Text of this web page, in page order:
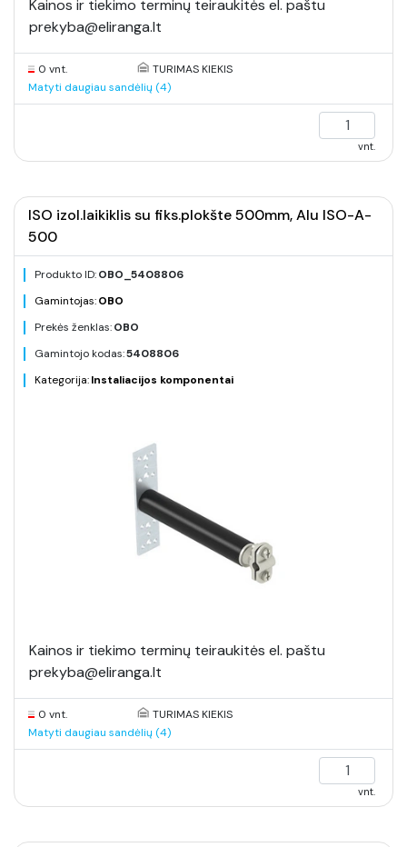
Kainos ir tiekimo terminų teiraukitės el. paštu
prekyba@eliranga.lt
0 vnt.
TURIMAS KIEKIS
Matyti daugiau sandėlių (4)
vnt.
ISO izol.laikiklis su fiks.plokšte 500mm, Alu ISO-A-
500
Produkto ID:OBO_5408806
Gamintojas:OBO
Prekės ženklas:OBO
Gamintojo kodas:5408806
Kategorija:Instaliacijos komponentai
Kainos ir tiekimo terminų teiraukitės el. paštu
prekyba@eliranga.lt
0 vnt.
TURIMAS KIEKIS
Matyti daugiau sandėlių (4)
vnt.